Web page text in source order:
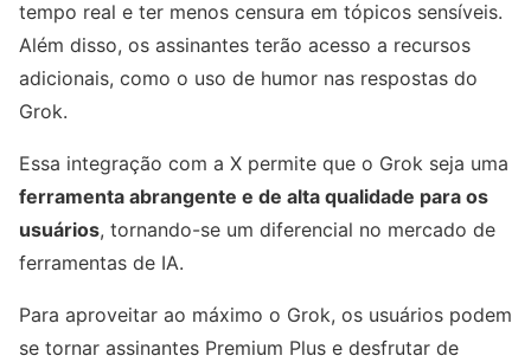
tempo real e ter menos censura em tópicos sensíveis.
Além disso, os assinantes terão acesso a recursos
adicionais, como o uso de humor nas respostas do
Grok.
Essa integração com a X permite que o Grok seja uma
ferramenta abrangente e de alta qualidade para os
usuários, tornando-se um diferencial no mercado de
ferramentas de IA.
Para aproveitar ao máximo o Grok, os usuários podem
se tornar assinantes Premium Plus e desfrutar de